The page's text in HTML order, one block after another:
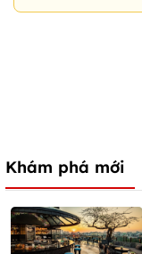
Khám phá mới